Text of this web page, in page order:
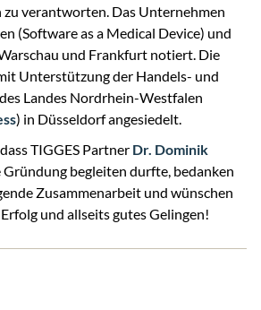
zu verantworten. Das Unternehmen
(Software as a Medical Device) und
und Frankfurt notiert. Die
Unterstützung der Handels- und
Landes Nordrhein-Westfalen
) in Düsseldorf angesiedelt.
TIGGES Partner Dr. Dominik
Gründung begleiten durfte, bedanken
Zusammenarbeit und wünschen
und allseits gutes Gelingen!